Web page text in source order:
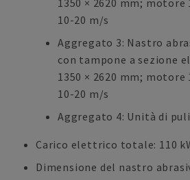
1350 × 2620 mm; motore
10-20 m/s
Aggregato 3: Nastro
con tampone a sezione
1350 × 2620 mm; motore
10-20 m/s
Aggregato 4: Unità di
Carico elettrico totale: 110
Dimensione del nastro